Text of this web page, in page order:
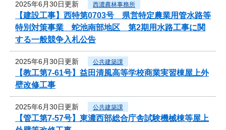
2025年6月30日更新 西濃農林事務所
【建設工事】西特第0703号 県営特定農業用管水路等
特別対策事業 蛇池南部地区 第2期用水路工事に関
する一般競争入札公告
2025年6月30日更新 公共建築課
【教工第7-61号】益田清風高等学校商業実習棟屋上外
壁改修工事
2025年6月30日更新 公共建築課
【管工第7-57号】東濃西部総合庁舎試験機械棟等屋上